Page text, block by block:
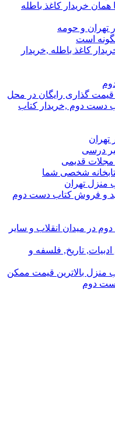
خریدار کاغذ باطله
تهران و حومه
است
کاغذ باطله ,خریدار
گذاری رایگان در محل
دست دوم ,خریدار کتاب
تهران
درسی
قدیمی
شخصی شما
منزل تهران
و فروش کتاب دست دوم
در میدان انقلاب و سایر
تاریخ, فلسفه و
منزل بالاترین قیمت ممکن
دوم